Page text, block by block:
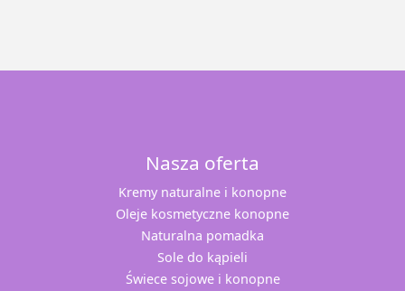
Nasza oferta
Kremy naturalne i konopne
Oleje kosmetyczne konopne
Naturalna pomadka
Sole do kąpieli
Świece sojowe i konopne